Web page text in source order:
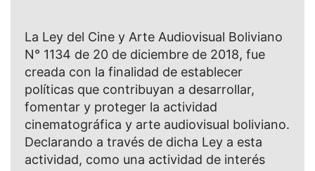
La Ley del Cine y Arte Audiovisual Boliviano
N° 1134 de 20 de diciembre de 2018, fue
creada con la finalidad de establecer
políticas que contribuyan a desarrollar,
fomentar y proteger la actividad
cinematográfica y arte audiovisual boliviano.
Declarando a través de dicha Ley a esta
actividad, como una actividad de interés